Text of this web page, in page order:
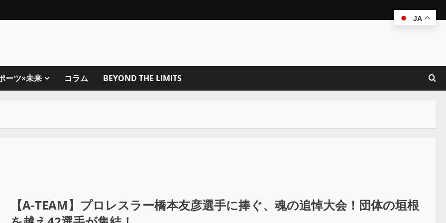
ーツ×未来 コラム BEYOND THE LIMITS
【A-TEAM】プロレスラー橋本友彦選手に捧ぐ、魂の追悼大会！団体の垣根
JA